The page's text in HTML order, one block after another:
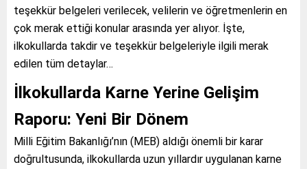
teşekkür belgeleri verilecek, velilerin ve öğretmenlerin en
çok merak ettiği konular arasında yer alıyor. İşte,
ilkokullarda takdir ve teşekkür belgeleriyle ilgili merak
edilen tüm detaylar…
İlkokullarda Karne Yerine Gelişim
Raporu: Yeni Bir Dönem
Milli Eğitim Bakanlığı’nın (MEB) aldığı önemli bir karar
doğrultusunda, ilkokullarda uzun yıllardır uygulanan karne